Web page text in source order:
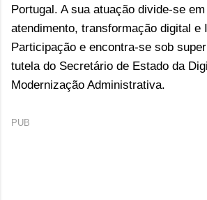
Portugal. A sua atuação divide-se
atendimento, transformação digital e
Participação e encontra-se sob
tutela do Secretário de Estado da
Modernização Administrativa.
PUB